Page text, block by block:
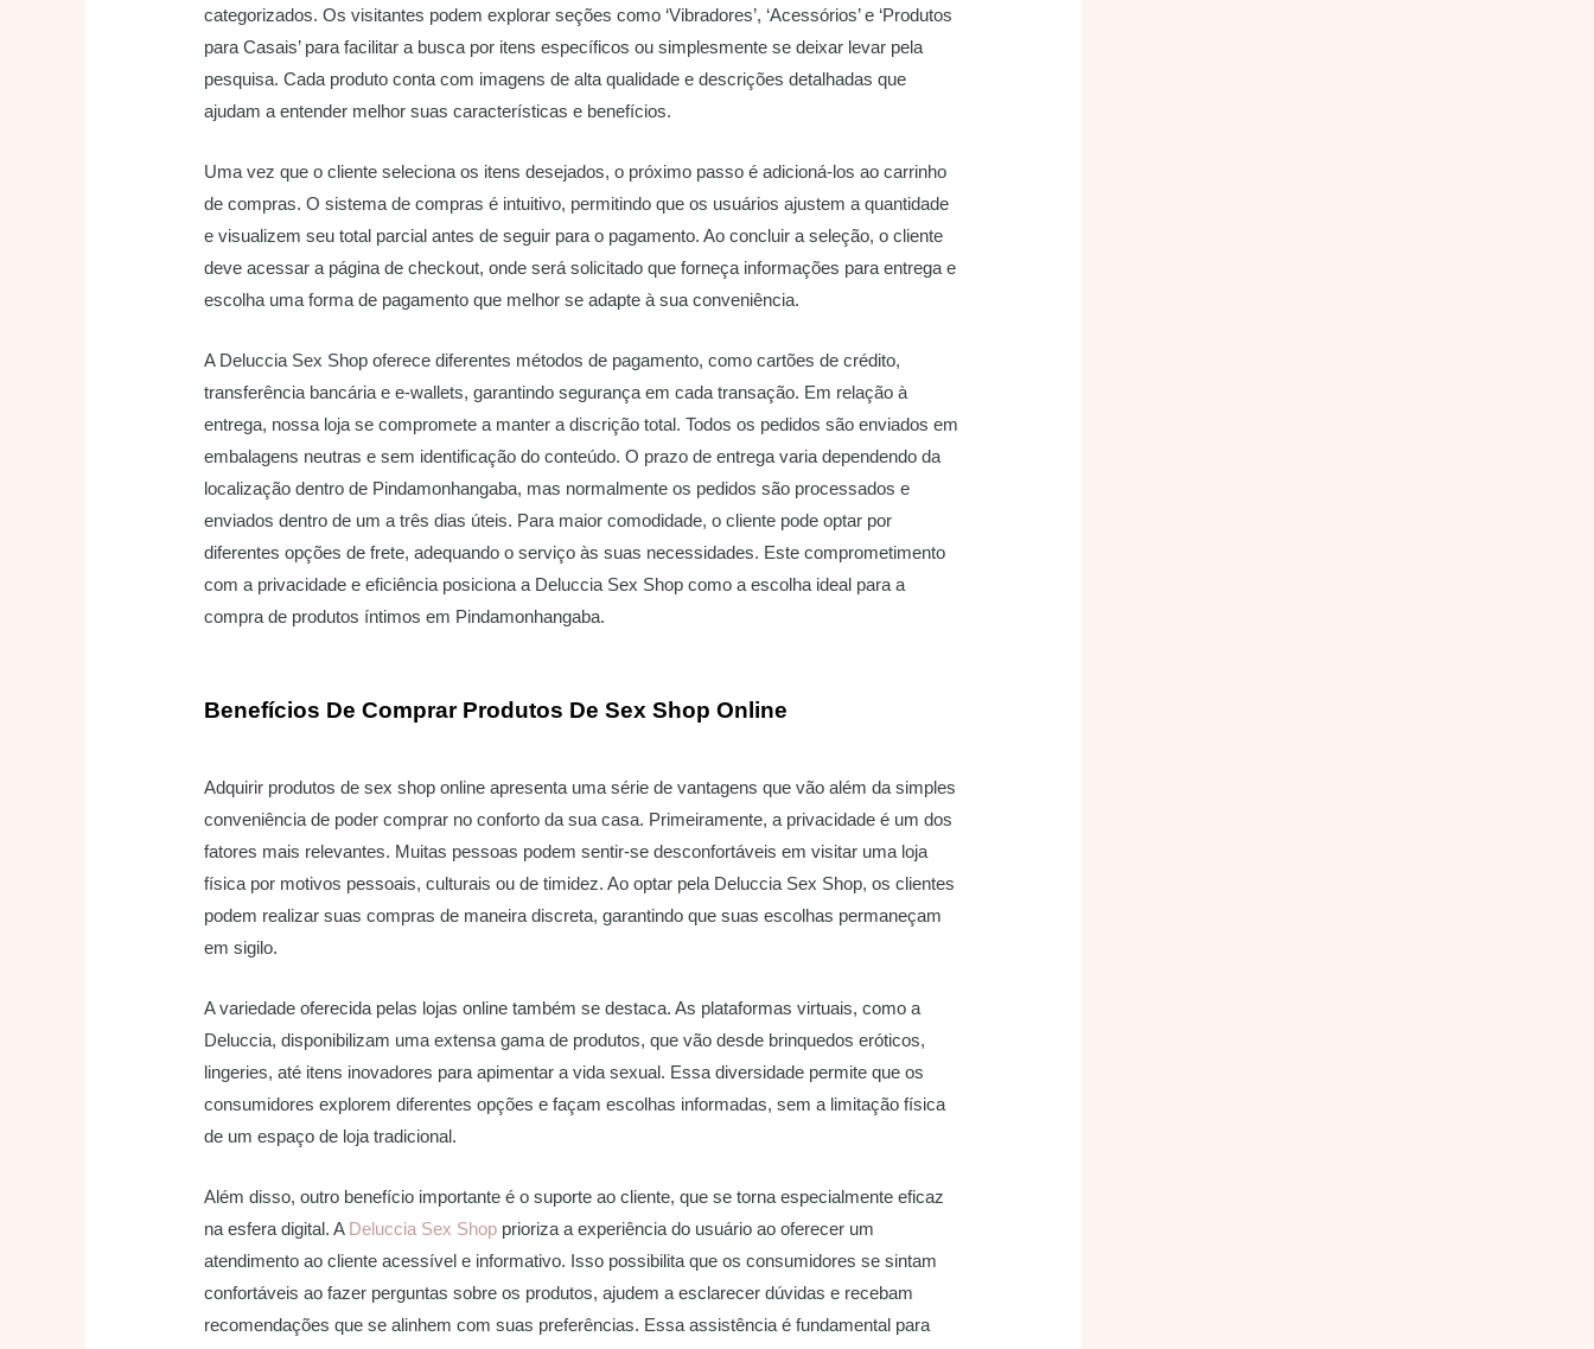
categorizados. Os visitantes podem explorar seções como ‘Vibradores’, ‘Acessórios’ e ‘Produtos
para Casais’ para facilitar a busca por itens específicos ou simplesmente se deixar levar pela
pesquisa. Cada produto conta com imagens de alta qualidade e descrições detalhadas que
ajudam a entender melhor suas características e benefícios.
Uma vez que o cliente seleciona os itens desejados, o próximo passo é adicioná-los ao carrinho
de compras. O sistema de compras é intuitivo, permitindo que os usuários ajustem a quantidade
e visualizem seu total parcial antes de seguir para o pagamento. Ao concluir a seleção, o cliente
deve acessar a página de checkout, onde será solicitado que forneça informações para entrega e
escolha uma forma de pagamento que melhor se adapte à sua conveniência.
A Deluccia Sex Shop oferece diferentes métodos de pagamento, como cartões de crédito,
transferência bancária e e-wallets, garantindo segurança em cada transação. Em relação à
entrega, nossa loja se compromete a manter a discrição total. Todos os pedidos são enviados em
embalagens neutras e sem identificação do conteúdo. O prazo de entrega varia dependendo da
localização dentro de Pindamonhangaba, mas normalmente os pedidos são processados e
enviados dentro de um a três dias úteis. Para maior comodidade, o cliente pode optar por
diferentes opções de frete, adequando o serviço às suas necessidades. Este comprometimento
com a privacidade e eficiência posiciona a Deluccia Sex Shop como a escolha ideal para a
compra de produtos íntimos em Pindamonhangaba.
Benefícios De Comprar Produtos De Sex Shop Online
Adquirir produtos de sex shop online apresenta uma série de vantagens que vão além da simples
conveniência de poder comprar no conforto da sua casa. Primeiramente, a privacidade é um dos
fatores mais relevantes. Muitas pessoas podem sentir-se desconfortáveis em visitar uma loja
física por motivos pessoais, culturais ou de timidez. Ao optar pela Deluccia Sex Shop, os clientes
podem realizar suas compras de maneira discreta, garantindo que suas escolhas permaneçam
em sigilo.
A variedade oferecida pelas lojas online também se destaca. As plataformas virtuais, como a
Deluccia, disponibilizam uma extensa gama de produtos, que vão desde brinquedos eróticos,
lingeries, até itens inovadores para apimentar a vida sexual. Essa diversidade permite que os
consumidores explorem diferentes opções e façam escolhas informadas, sem a limitação física
de um espaço de loja tradicional.
Além disso, outro benefício importante é o suporte ao cliente, que se torna especialmente eficaz
na esfera digital. A Deluccia Sex Shop prioriza a experiência do usuário ao oferecer um
atendimento ao cliente acessível e informativo. Isso possibilita que os consumidores se sintam
confortáveis ao fazer perguntas sobre os produtos, ajudem a esclarecer dúvidas e recebam
recomendações que se alinhem com suas preferências. Essa assistência é fundamental para